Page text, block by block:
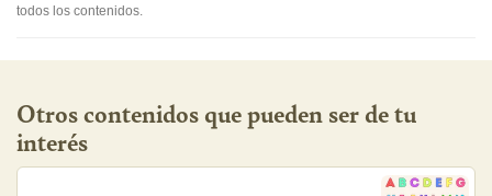
todos los contenidos.
Otros contenidos que pueden ser de tu
interés